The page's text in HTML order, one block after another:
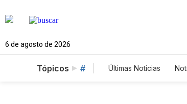
6 de agosto de 2026
Tópicos # Últimas Noticias